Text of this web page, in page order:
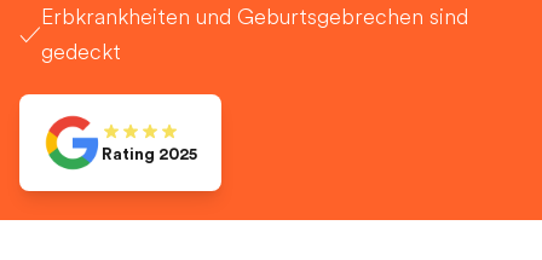
✓
Erbkrankheiten und Geburtsgebrechen sind
gedeckt
Rating 2025